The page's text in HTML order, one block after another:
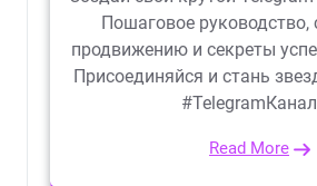
Пошаговое руководство,
продвижению и секреты
Присоединяйся и стань
#TelegramКанал
Read More